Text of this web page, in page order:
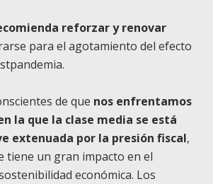
reforzar y renovar
para el agotamiento del efecto
de que nos enfrentamos
la que la clase media se está
extenuada por la presión fiscal,
tiene un gran impacto en el
económica. Los